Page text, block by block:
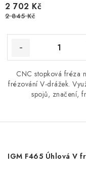
2 702 Kč
2 845 Kč
CNC stopková fréza
frézování V-drážek.
spojů, značení,
IGM F465 Úhlová V